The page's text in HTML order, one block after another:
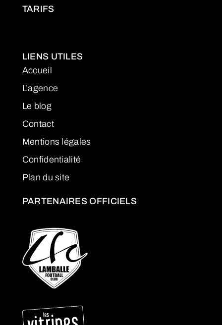
TARIFS
LIENS UTILES
Accueil
L’agence
Le blog
Contact
Mentions légales
Confidentialité
Plan du site
PARTENAIRES OFFICIELS